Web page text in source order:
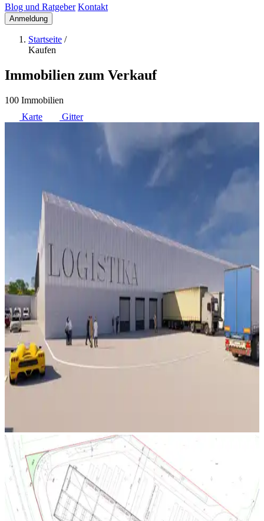
Blog und Ratgeber Kontakt
Anmeldung
Startseite /
Kaufen
Immobilien zum Verkauf
100 Immobilien
Karte
Gitter